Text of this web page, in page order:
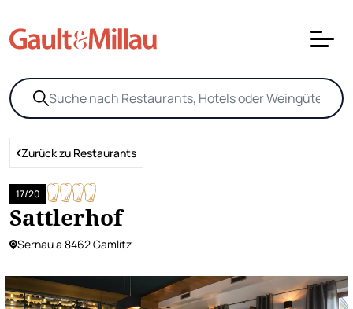
Zurück zu Restaurants
Sattlerhof
17/20
Sernau a 8462 Gamlitz